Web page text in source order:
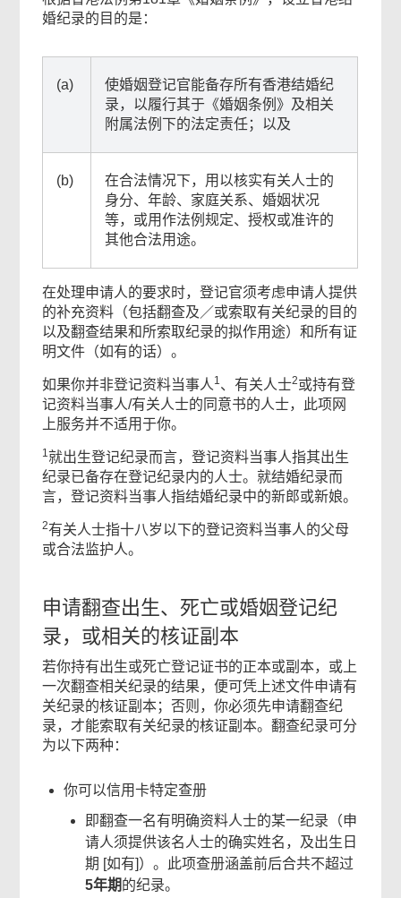
婚纪录的目的是：
(a)
使婚姻登记官能备存所有香港结婚纪
录，以履行其于《婚姻条例》及相关
附属法例下的法定责任；以及
(b)
在合法情况下，用以核实有关人士的
身分、年龄、家庭关系、婚姻状况
等，或用作法例规定、授权或准许的
其他合法用途。
在处理申请人的要求时，登记官须考虑申请人提供
的补充资料（包括翻查及／或索取有关纪录的目的
以及翻查结果和所索取纪录的拟作用途）和所有证
明文件（如有的话）。
如果你并非登记资料当事人 1、有关人士2或持有登
记资料当事人/有关人士的同意书的人士，此项网
上服务并不适用于你。
1就出生登记纪录而言，登记资料当事人指其出生
纪录已备存在登记纪录内的人士。就结婚纪录而
言，登记资料当事人指结婚纪录中的新郎或新娘。
2有关人士指十八岁以下的登记资料当事人的父母
或合法监护人。
申请翻查出生、死亡或婚姻登记纪
录，或相关的核证副本
若你持有出生或死亡登记证书的正本或副本，或上
一次翻查相关纪录的结果，便可凭上述文件申请有
关纪录的核证副本；否则，你必须先申请翻查纪
录，才能索取有关纪录的核证副本。翻查纪录可分
为以下两种：
你可以信用卡特定查册
即翻查一名有明确资料人士的某一纪录（申
请人须提供该名人士的确实姓名，及出生日
期 [如有]）。此项查册涵盖前后合共不超过
5年期的纪录。
上
服
务